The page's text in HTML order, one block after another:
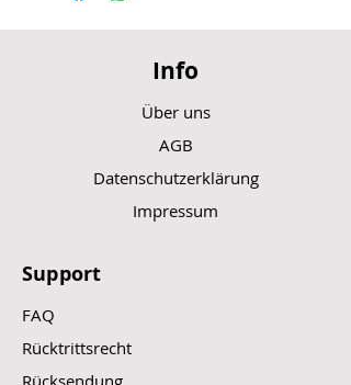
Info
Über uns
AGB
Datenschutzerklärung
Impressum
Support
FAQ
Rücktrittsrecht